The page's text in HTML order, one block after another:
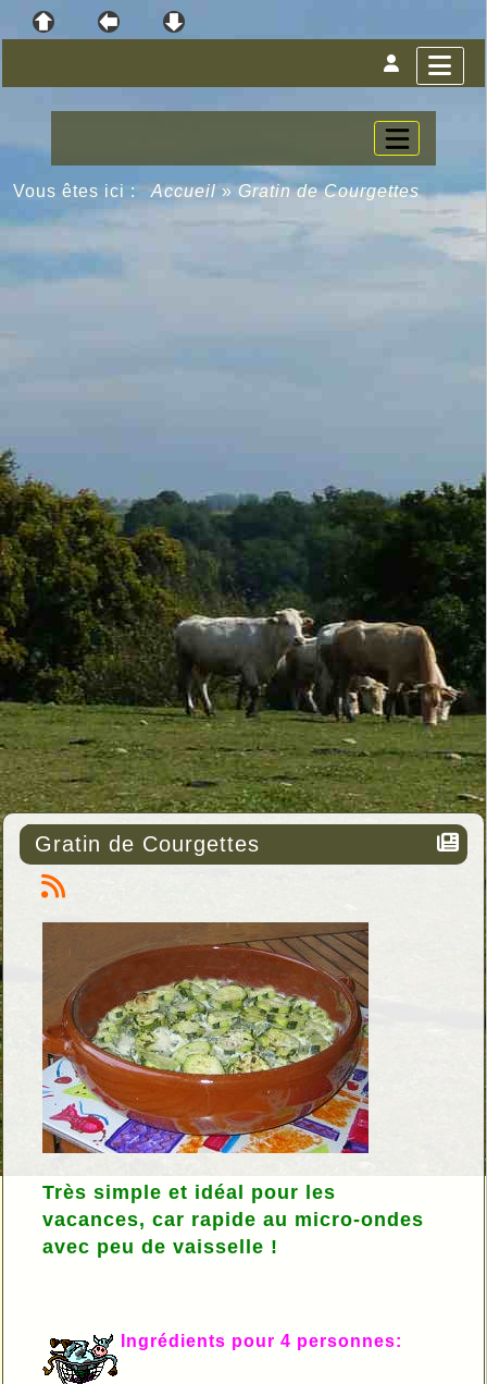
Vous êtes ici : Accueil »Gratin de Courgettes
Gratin de Courgettes
Très simple et idéal pour les
vacances, car rapide au micro-ondes
avec peu de vaisselle !
Ingrédients pour 4 personnes: